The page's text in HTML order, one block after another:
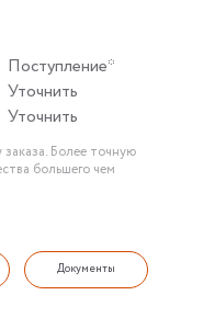
Поступление*
Уточнить
Уточнить
Более точную
большего чем
Документы